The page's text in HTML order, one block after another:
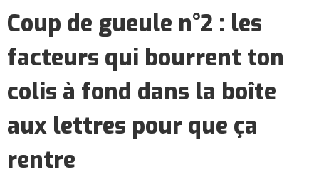
Coup de gueule n°2 : les
facteurs qui bourrent ton
colis à fond dans la boîte
aux lettres pour que ça
rentre